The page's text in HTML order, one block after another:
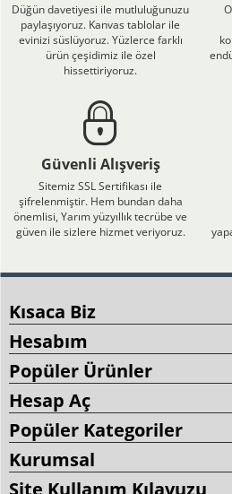
Düğün davetiyesi ile mutluluğunuzu
paylaşıyoruz. Kanvas tablolar ile
evinizi süslüyoruz. Yüzlerce farklı
ürün çeşidimiz ile özel
hissettiriyoruz.
Güvenli Alışveriş
Sitemiz SSL Sertifikası ile
şifrelenmiştir. Hem bundan daha
önemlisi, Yarım yüzyıllık tecrübe ve
güven ile sizlere hizmet veriyoruz.
Kısaca Biz
Hesabım
Popüler Ürünler
Hesap Aç
Popüler Kategoriler
Kurumsal
Site Kullanım Kılavuzu